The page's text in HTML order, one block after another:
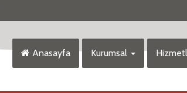
Anasayfa Kurumsal